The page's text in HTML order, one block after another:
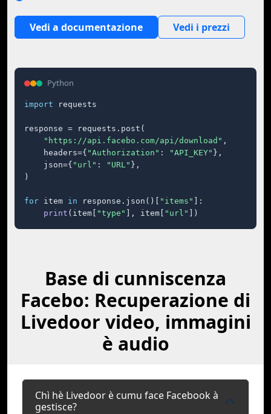
Vedi a documentazione Vedi i prezzi
Python
import requests
response = requests.post(
"https://api.facebo.com/api/download" ,
    headers={
"Authorization" : "API_KEY" },
    json={
"url" : "URL" },
)
for item in response.json()[ "items"
]:
print (item[ "type" ], item[ "url" ])
Base di cunniscenza
Facebo: Recuperazione di
Livedoor video, immagini
è audio
Chì hè Livedoor è cumu face Facebook à
gestisce?